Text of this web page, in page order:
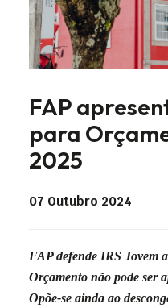
FAP
para
2025
07 Outubro 2024
FAP defende IRS Jovem
Orçamento não pode ser
Opõe-se ainda ao